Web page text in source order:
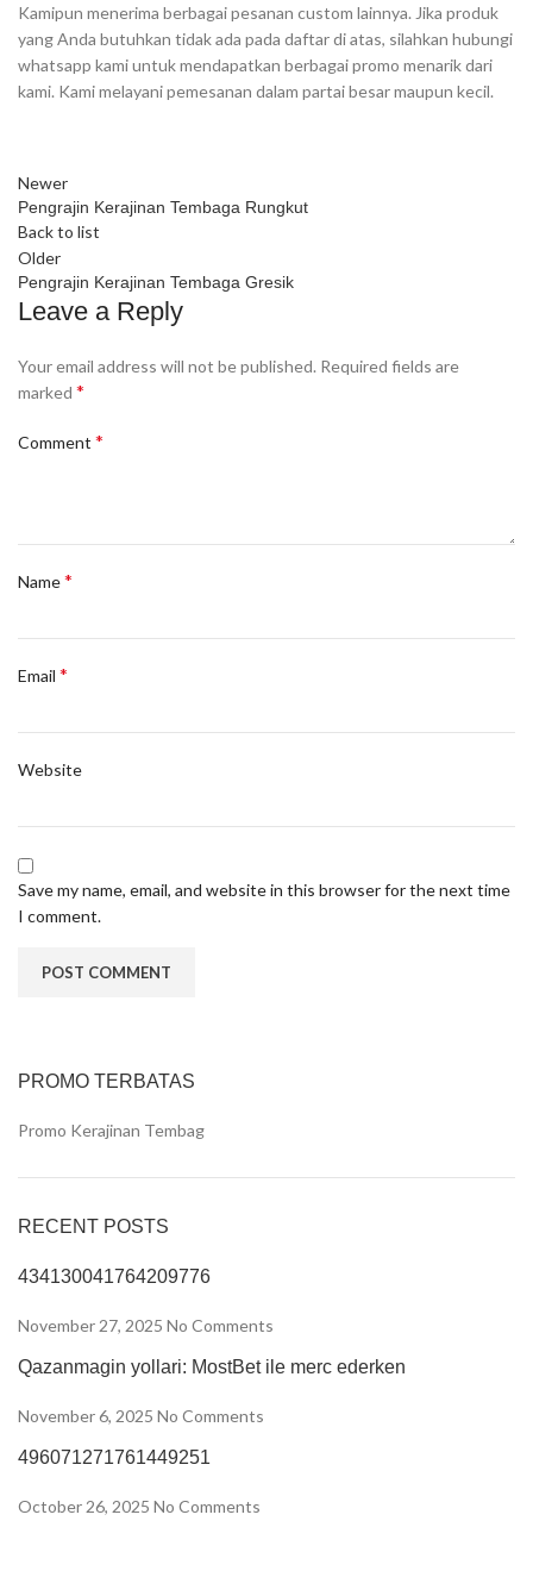
Kamipun menerima berbagai pesanan custom lainnya. Jika produk
yang Anda butuhkan tidak ada pada daftar di atas, silahkan hubungi
whatsapp kami untuk mendapatkan berbagai promo menarik dari
kami. Kami melayani pemesanan dalam partai besar maupun kecil.
Newer
Pengrajin Kerajinan Tembaga Rungkut
Back to list
Older
Pengrajin Kerajinan Tembaga Gresik
Leave a Reply
Your email address will not be published. Required fields are
marked *
Comment *
Name*
Email *
Website
Save my name, email, and website in this browser for the next time
I comment.
PROMO TERBATAS
Promo Kerajinan Tembag
RECENT POSTS
434130041764209776
November 27, 2025 No Comments
Qazanmagin yollari: MostBet ile merc ederken
November 6, 2025 No Comments
496071271761449251
October 26, 2025 No Comments